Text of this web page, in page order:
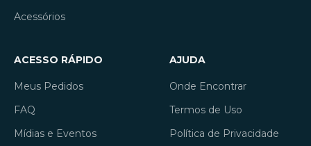
Acessórios
ACESSO RÁPIDO
Meus Pedidos
FAQ
Mídias e Eventos
AJUDA
Onde Encontrar
Termos de Uso
Política de Privacidade